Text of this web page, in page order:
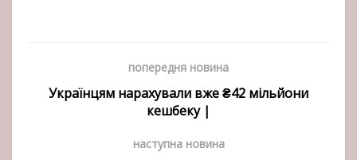
попередня новина
Українцям нарахували вже ₴42 мільйони
кешбеку |
наступна новина